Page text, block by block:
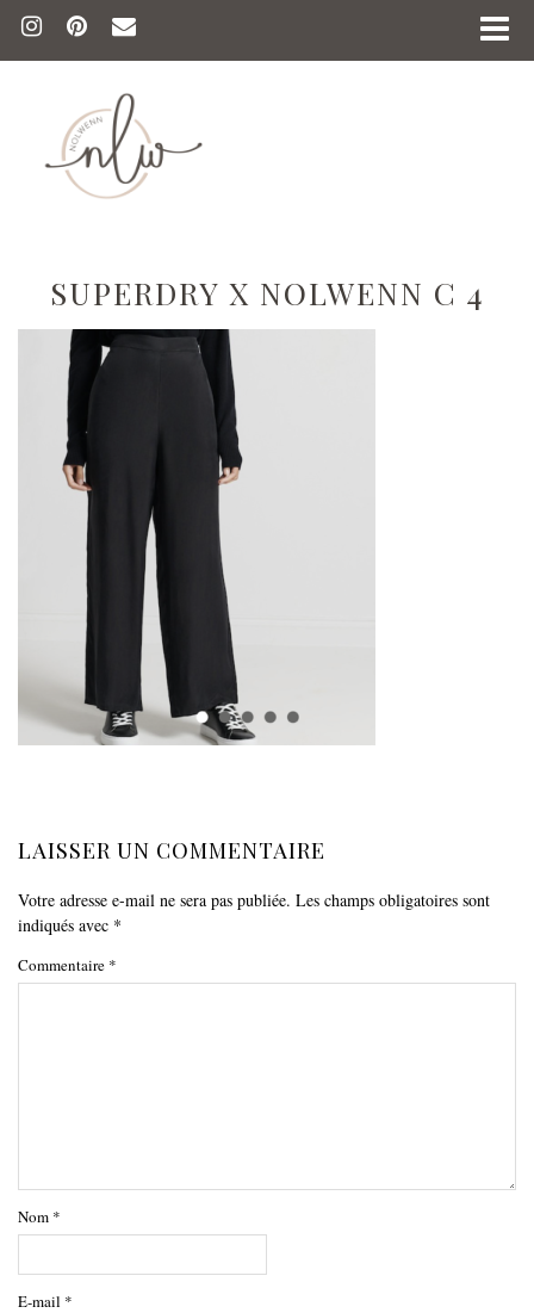
SUPERDRY X NOLWENN C 4
LAISSER UN COMMENTAIRE
Votre adresse e-mail ne sera pas publiée. Les champs obligatoires sont
indiqués avec *
Commentaire *
Nom *
E-mail *